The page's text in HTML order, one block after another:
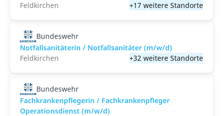
Feldkirchen
+17 weitere Standorte
Bundeswehr
Notfallsanitäterin / Notfallsanitäter (m/w/d)
Feldkirchen
+32 weitere Standorte
Bundeswehr
Fachkrankenpflegerin / Fachkrankenpfleger
Operationsdienst (m/w/d)